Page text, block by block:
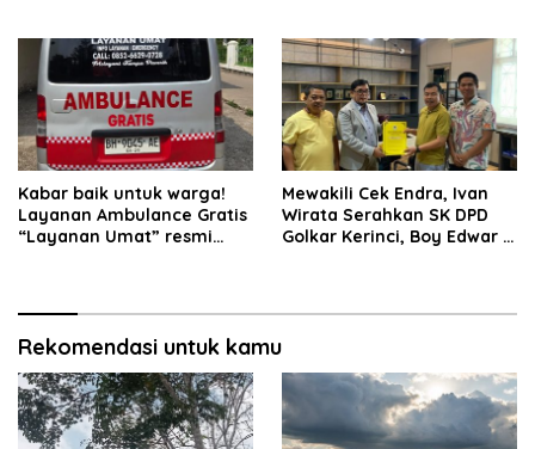
Kabar baik untuk warga!
Layanan Ambulance Gratis
“Layanan Umat” resmi
Mewakili Cek Endra, Ivan
Wirata Serahkan SK DPD
Golkar Kerinci, Boy Edwar :
Rekomendasi untuk kamu